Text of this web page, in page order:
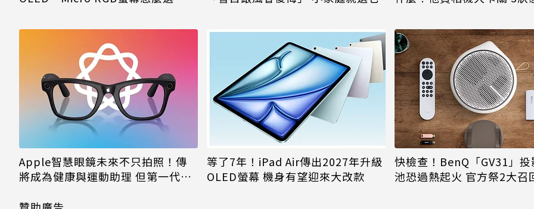
Apple智慧眼鏡未來不只拍照！傳
將成為健康與運動助理 但第一代可
等了7年！iPad Air傳出2027年升級
OLED螢幕 機身有望迎來大改款
快檢查！BenQ「GV31」
池恐過熱起火 官方祭2大召